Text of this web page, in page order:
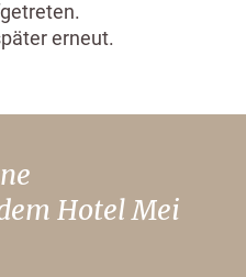
erneut.
Hotel Mei